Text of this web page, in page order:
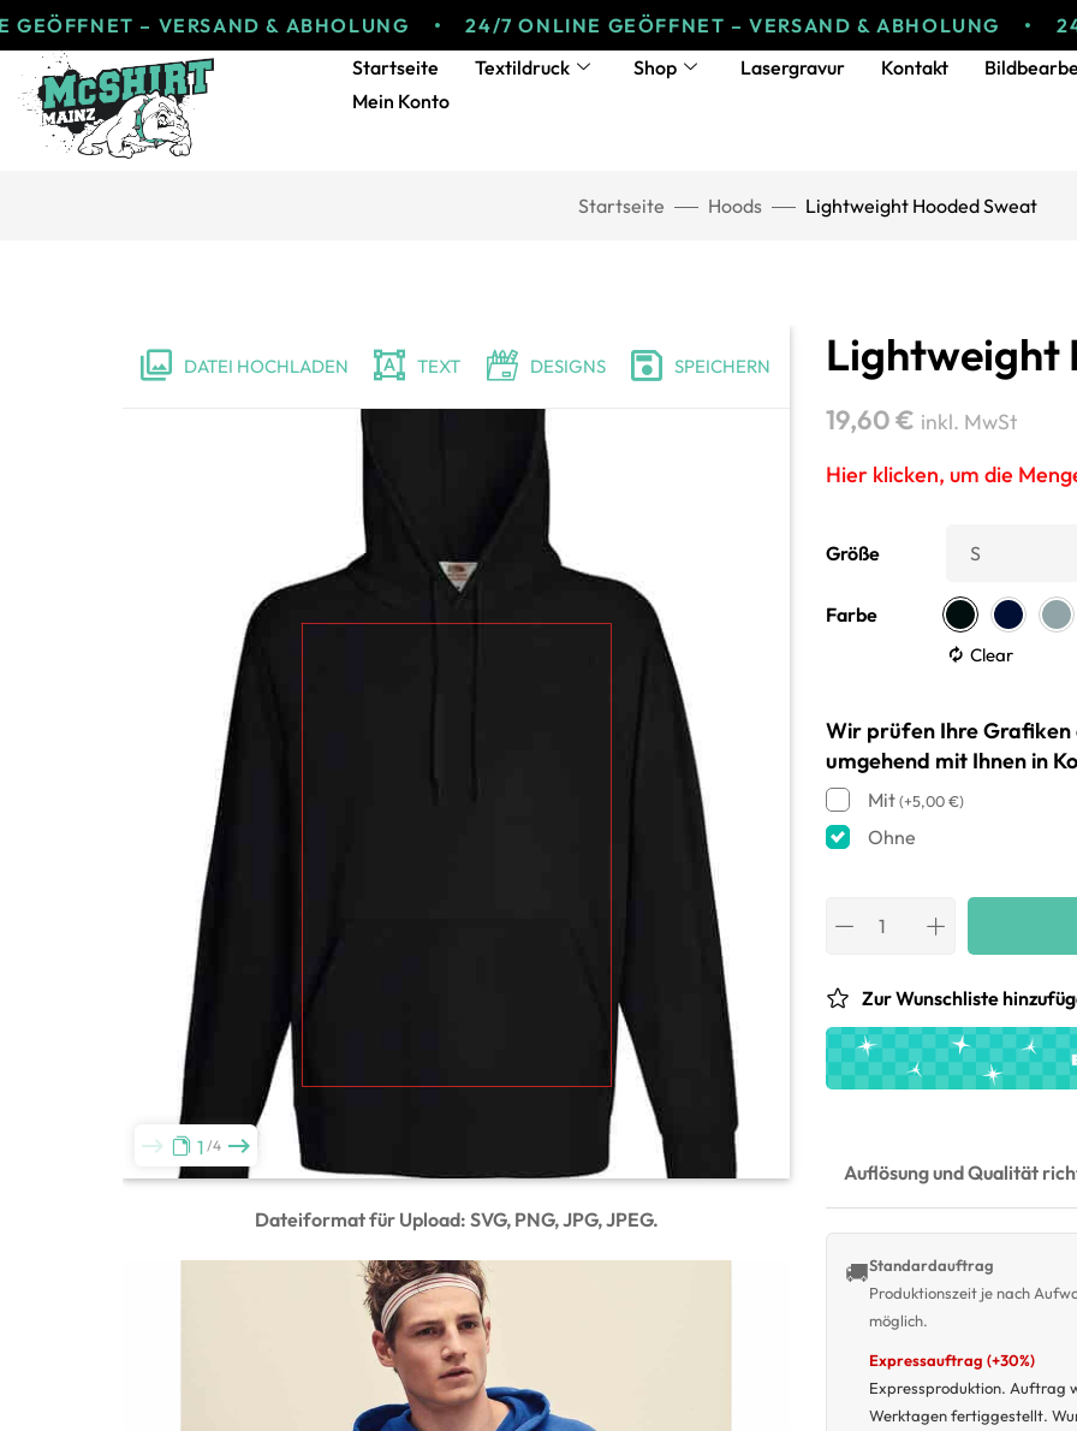
– VERSAND & ABHOLUNG 24/7 ONLINE GEÖFFNET – VERSAND & ABHOLUNG 24/7
Startseite
Textildruck Shop Lasergravur Kontakt
Mein Konto
Startseite Hoods Lightweight Hooded Sweat
DATEI HOCHLADEN TEXT DESIGNS SPEICHERN
1 4
Dateiformat für Upload: SVG, PNG, JPG, JPEG.
Lightweight
19,60€ inkl. MwSt
Hier klicken, um die
Größe
Farbe
Clear
Wir prüfen Ihre
umgehend mit Ihnen in
Mit(+5,00€)
Ohne
Zur Wunschliste
Auflösung und Qualität
🚚Standardauftrag
Produktionszeit je nach
möglich.
Expressauftrag (+30%)
Expressproduktion. Auftrag
Werktagen fertiggestellt.